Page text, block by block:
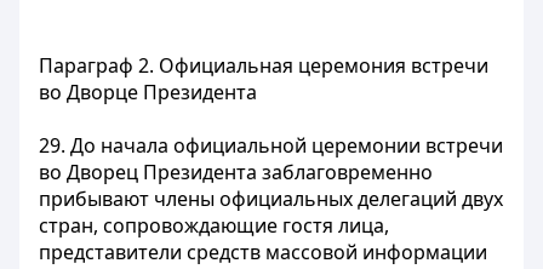
Параграф 2. Официальная церемония встречи
во Дворце Президента
29. До начала официальной церемонии встречи
во Дворец Президента заблаговременно
прибывают члены официальных делегаций двух
стран, сопровождающие гостя лица,
представители средств массовой информации